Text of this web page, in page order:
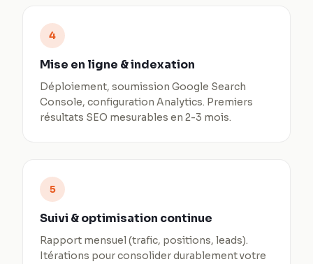
4
Mise en ligne & indexation
Déploiement, soumission Google Search
Console, configuration Analytics. Premiers
résultats SEO mesurables en 2-3 mois.
5
Suivi & optimisation continue
Rapport mensuel (trafic, positions, leads).
Itérations pour consolider durablement votre